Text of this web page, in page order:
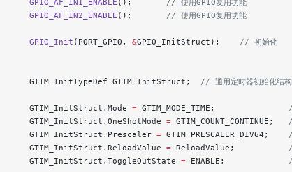
    GPIO_AF_IN1_ENABLE
();
       // 使用GPIO复用功能
    GPIO_AF_IN2_ENABLE
();
       // 使用GPIO复用功能
    GPIO_Init
(PORT_GPIO, &GPIO_InitStruct);
    // 初始化
    GTIM_InitTypeDef GTIM_InitStruct;
// 通用定时器初始化结
    GTIM_InitStruct.Mode
= GTIM_MODE_TIME;
    GTIM_InitStruct.OneShotMode
= GTIM_COUNT_CONTINUE;
    GTIM_InitStruct.Prescaler
= GTIM_PRESCALER_DIV64;
    GTIM_InitStruct.ReloadValue
= ReloadValue;
    GTIM_InitStruct.ToggleOutState
= ENABLE;